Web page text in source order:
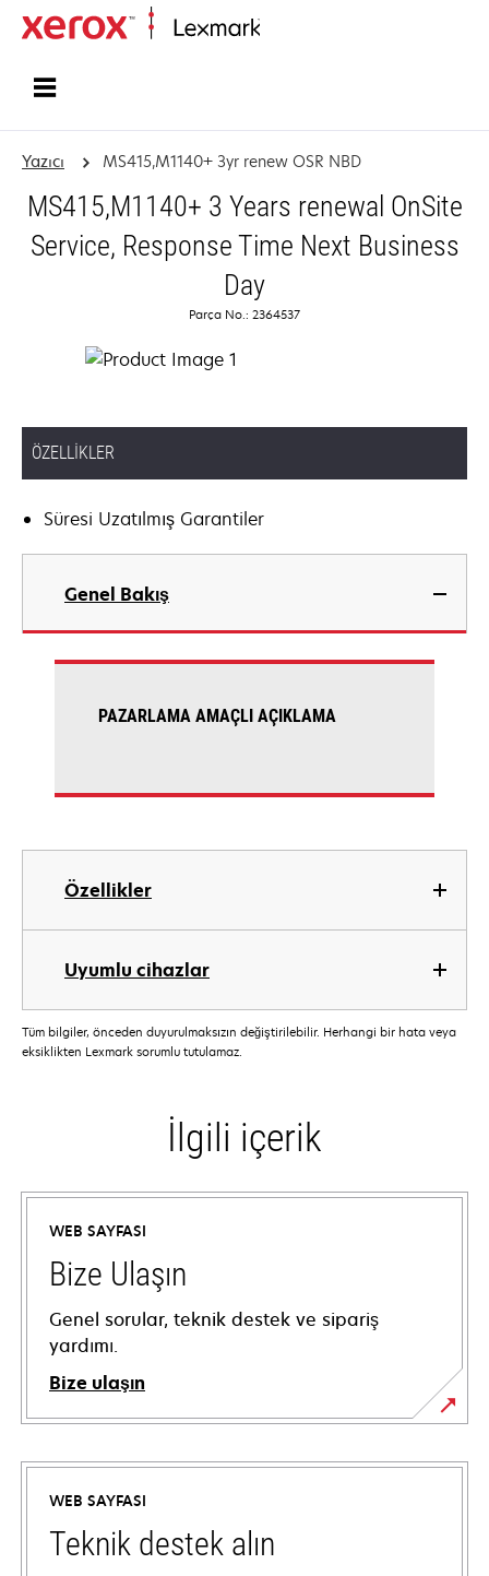
Yazıcı MS415,M1140+ 3yr renew OSR NBD
MS415,M1140+ 3 Years renewal OnSite
Service, Response Time Next Business
Day
Parça No.: 2364537
ÖZELLIKLER
Süresi Uzatılmış Garantiler
Genel Bakış
Özellikler
Uyumlu cihazlar
PAZARLAMA AMAÇLI AÇIKLAMA
Tüm bilgiler, önceden duyurulmaksızın değiştirilebilir. Herhangi bir hata veya
eksiklikten Lexmark sorumlu tutulamaz.
İlgili içerik
WEB SAYFASI
Bize Ulaşın
Genel sorular, teknik destek ve sipariş
yardımı.
Bize ulaşın
WEB SAYFASI
Teknik destek alın